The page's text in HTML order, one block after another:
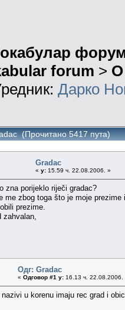
forum > О
Дарко
(Прочитано 5417 пута)
Gradac
« у: 15.59 ч. 22.08.2006. »
zna porijeklo riječi gradac?
me zbog toga što je moje
prezime.
zahvalan,
Одг: Gradac
« Одговор #1 у: 16.13 ч. 22.08.2006.
u korenu imaju rec grad i